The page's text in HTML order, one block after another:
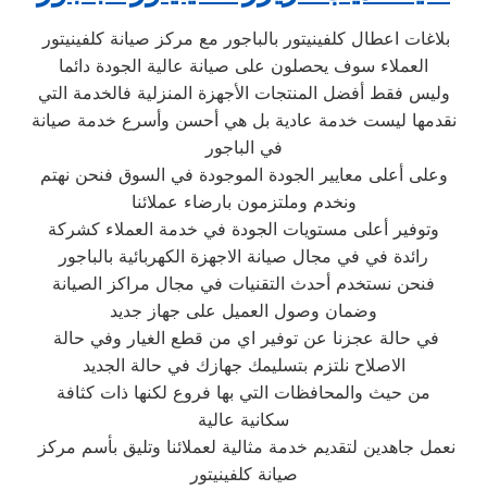
العملاء سوف يحصلون على صيانة عالية الجودة دائما
وليس فقط أفضل المنتجات الأجهزة المنزلية فالخدمة التي
نقدمها ليست خدمة عادية بل هي أحسن وأسرع خدمة صيانة
في الباجور
وعلى أعلى معايير الجودة الموجودة في السوق فنحن نهتم
ونخدم وملتزمون بارضاء عملائنا
وتوفير أعلى مستويات الجودة في خدمة العملاء كشركة
رائدة في في مجال صيانة الاجهزة الكهربائية بالباجور
فنحن نستخدم أحدث التقنيات في مجال مراكز الصيانة
وضمان وصول العميل على جهاز جديد
الاصلاح نلتزم بتسليمك جهازك في حالة الجديد
من حيث والمحافظات التي بها فروع لكنها ذات كثافة
سكانية عالية
صيانة كلفينيتور